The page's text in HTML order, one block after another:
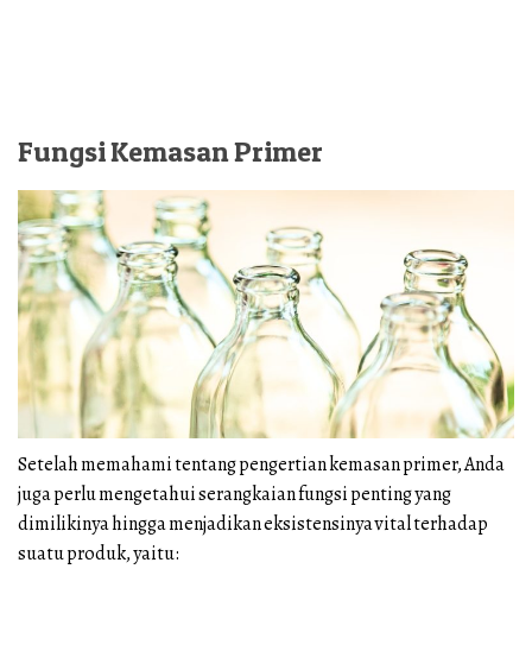
Fungsi Kemasan Primer
Setelah memahami tentang pengertian kemasan primer, Anda
juga perlu mengetahui serangkaian fungsi penting yang
dimilikinya hingga menjadikan eksistensinya vital terhadap
suatu produk, yaitu: